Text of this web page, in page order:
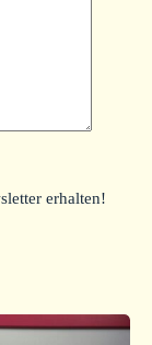
erhalten!